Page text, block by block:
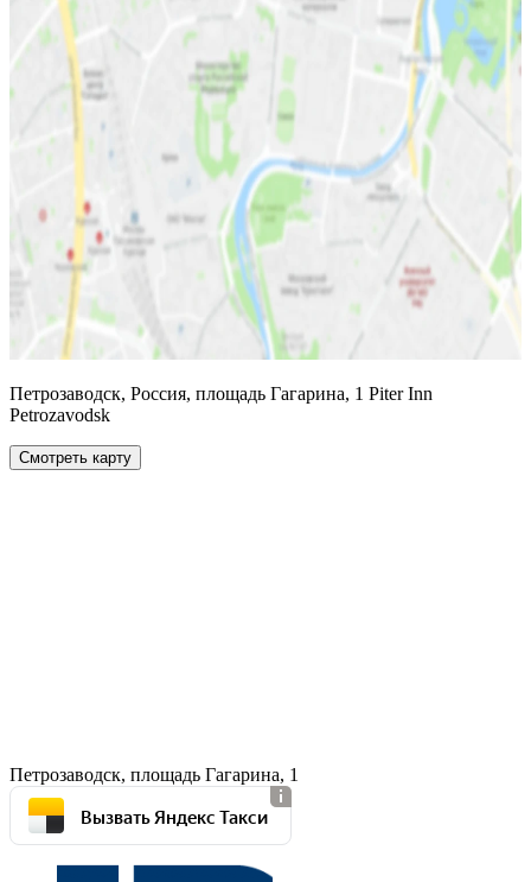
Петрозаводск, Россия, площадь Гагарина, 1 Piter Inn
Petrozavodsk
Смотреть карту
Петрозаводск, площадь Гагарина, 1
Вызвать Яндекс Такси